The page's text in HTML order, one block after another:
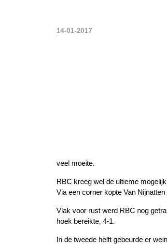
14-01-2017
veel moeite.
RBC kreeg wel de ultieme
Via een corner kopte Van
Vlak voor rust werd RBC nog
hoek bereikte, 4-1.
In de tweede helft gebeurde er